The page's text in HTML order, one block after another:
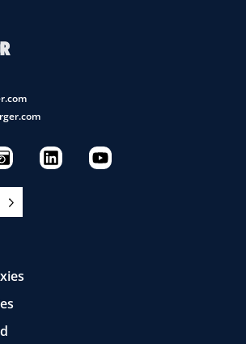
C
a
m
e
r
e
t
r
o
L
i
Y
o